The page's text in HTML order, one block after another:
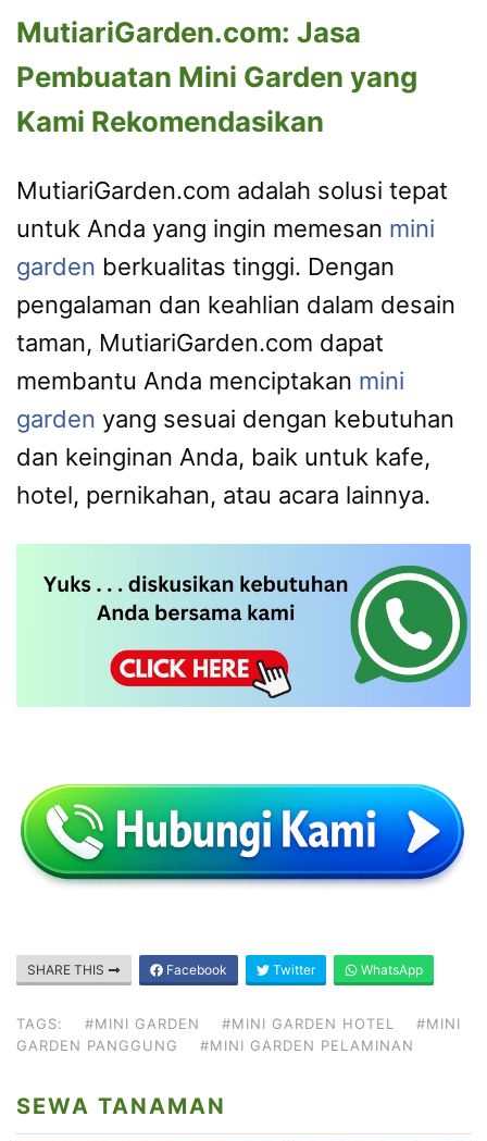
MutiariGarden.com: Jasa
Pembuatan Mini Garden yang
Kami Rekomendasikan
MutiariGarden.com adalah solusi tepat
untuk Anda yang ingin memesan mini
garden berkualitas tinggi. Dengan
pengalaman dan keahlian dalam desain
taman, MutiariGarden.com dapat
membantu Anda menciptakan mini
garden yang sesuai dengan kebutuhan
dan keinginan Anda, baik untuk kafe,
hotel, pernikahan, atau acara lainnya.
SHARE THIS Facebook Twitter WhatsApp
TAGS: #MINI GARDEN #MINI GARDEN HOTEL
#MINI
GARDEN PANGGUNG
#MINI GARDEN PELAMINAN
SEWA TANAMAN